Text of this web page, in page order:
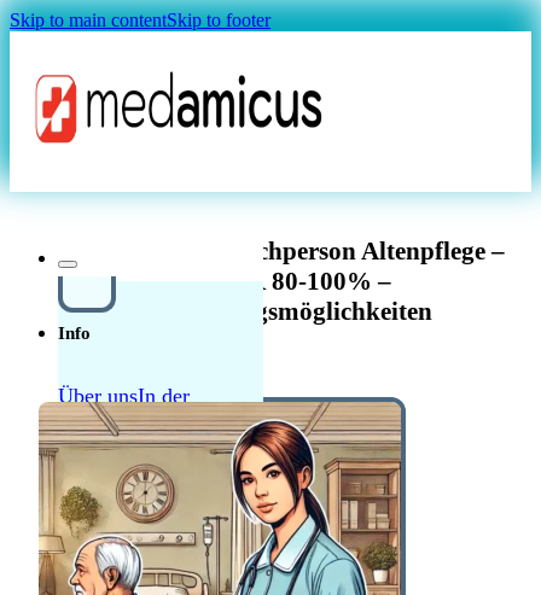
Skip to main contentSkip to footer
MAGAZIN
Magazin
Quellensteuer Lohnrechner
Info
Über unsIn der
Schweiz in der Pflege
arbeitenRatgeber
Krankenkasse
Leitfaden
Start in der Schweiz
Anerkennung
diplomierte Pflegefachperson Altenpflege –
Teufen AR 80-100% –
Weiterbildungsmöglichkeiten